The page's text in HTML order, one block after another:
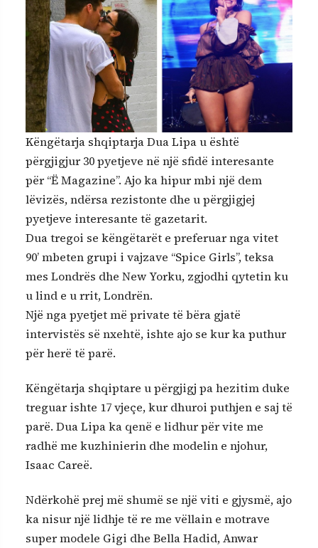
Këngëtarja shqiptarja Dua Lipa u është
përgjigjur 30 pyetjeve në një sfidë interesante
për “Ë Magazine”. Ajo ka hipur mbi një dem
lëvizës, ndërsa rezistonte dhe u përgjigjej
pyetjeve interesante të gazetarit.
Dua tregoi se këngëtarët e preferuar nga vitet
90’ mbeten grupi i vajzave “Spice Girls”, teksa
mes Londrës dhe New Yorku, zgjodhi qytetin ku
u lind e u rrit, Londrën.
Një nga pyetjet më private të bëra gjatë
intervistës së nxehtë, ishte ajo se kur ka puthur
për herë të parë.
Këngëtarja shqiptare u përgjigj pa hezitim duke
treguar ishte 17 vjeçe, kur dhuroi puthjen e saj të
parë. Dua Lipa ka qenë e lidhur për vite me
radhë me kuzhinierin dhe modelin e njohur,
Isaac Careë.
Ndërkohë prej më shumë se një viti e gjysmë, ajo
ka nisur një lidhje të re me vëllain e motrave
super modele Gigi dhe Bella Hadid, Anwar